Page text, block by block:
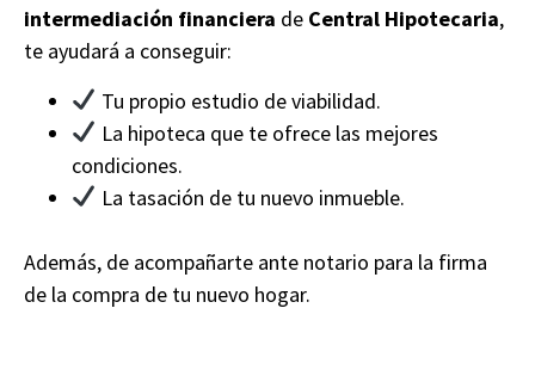
intermediación financiera de Central Hipotecaria,
te ayudará a conseguir:
Tu propio estudio de viabilidad.
La hipoteca que te ofrece las mejores
condiciones.
La tasación de tu nuevo inmueble.
Además, de acompañarte ante notario para la firma
de la compra de tu nuevo hogar.